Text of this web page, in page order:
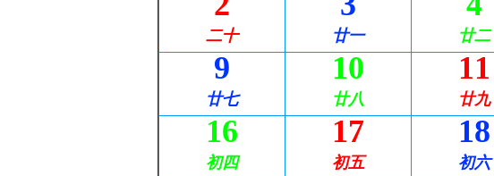
二十 廿一 廿二
9
廿七
10
廿八
11
廿九
16
初四
17
初五
18
初六